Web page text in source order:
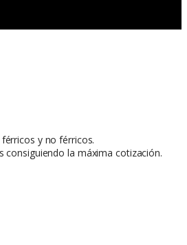
y no férricos.
consiguiendo la máxima cotización.